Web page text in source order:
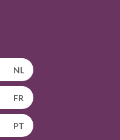
NL
FR
PT